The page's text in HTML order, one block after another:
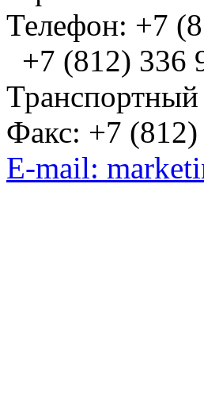
Телефон: +7
+7 (812) 336
Факс: +7
E-mail: